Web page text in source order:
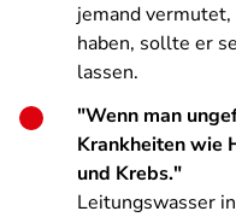
jemand
haben, sollte er
lassen.
"Wenn man
Krankheiten wie
und Krebs."
Leitungswasser